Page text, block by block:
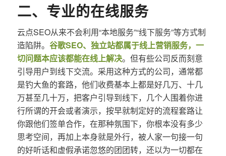
二、专业的在线服务
云点SEO从来不会利用“本地服务”“线下服务”等方式制
造陷阱。 谷歌SEO、独立站都属于线上营销服务，一
切问题本应该都能在线上解决。但有些公司反而刻意
引导用户到线下交流。采用这种方式的公司，通常都
是钓大鱼的套路，他们收费基本上都是好几万、十几
万甚至几十万，把客户引导到线下，几个人围着你进
行所谓的开会或者演示，按早就制定好的流程套路让
你跟他们签单合作，在那种氛围下，你根本没有多少
思考空间，再加上本身就是外行，被人家一句接一句
的好听话和虚假承诺忽悠的团团转，还以为一切都在